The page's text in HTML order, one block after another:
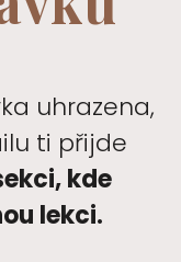
uhrazena,
ti přijde
kde
lekci.